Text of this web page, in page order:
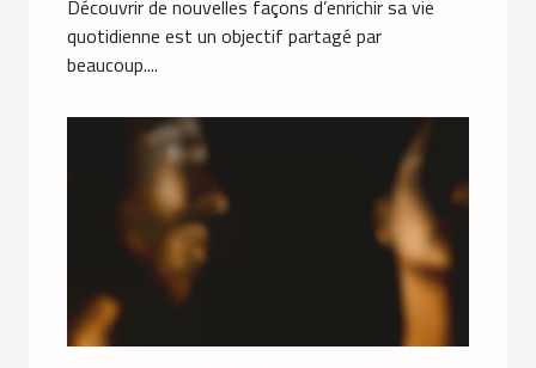
Découvrir de nouvelles façons d’enrichir sa vie
quotidienne est un objectif partagé par
beaucoup....